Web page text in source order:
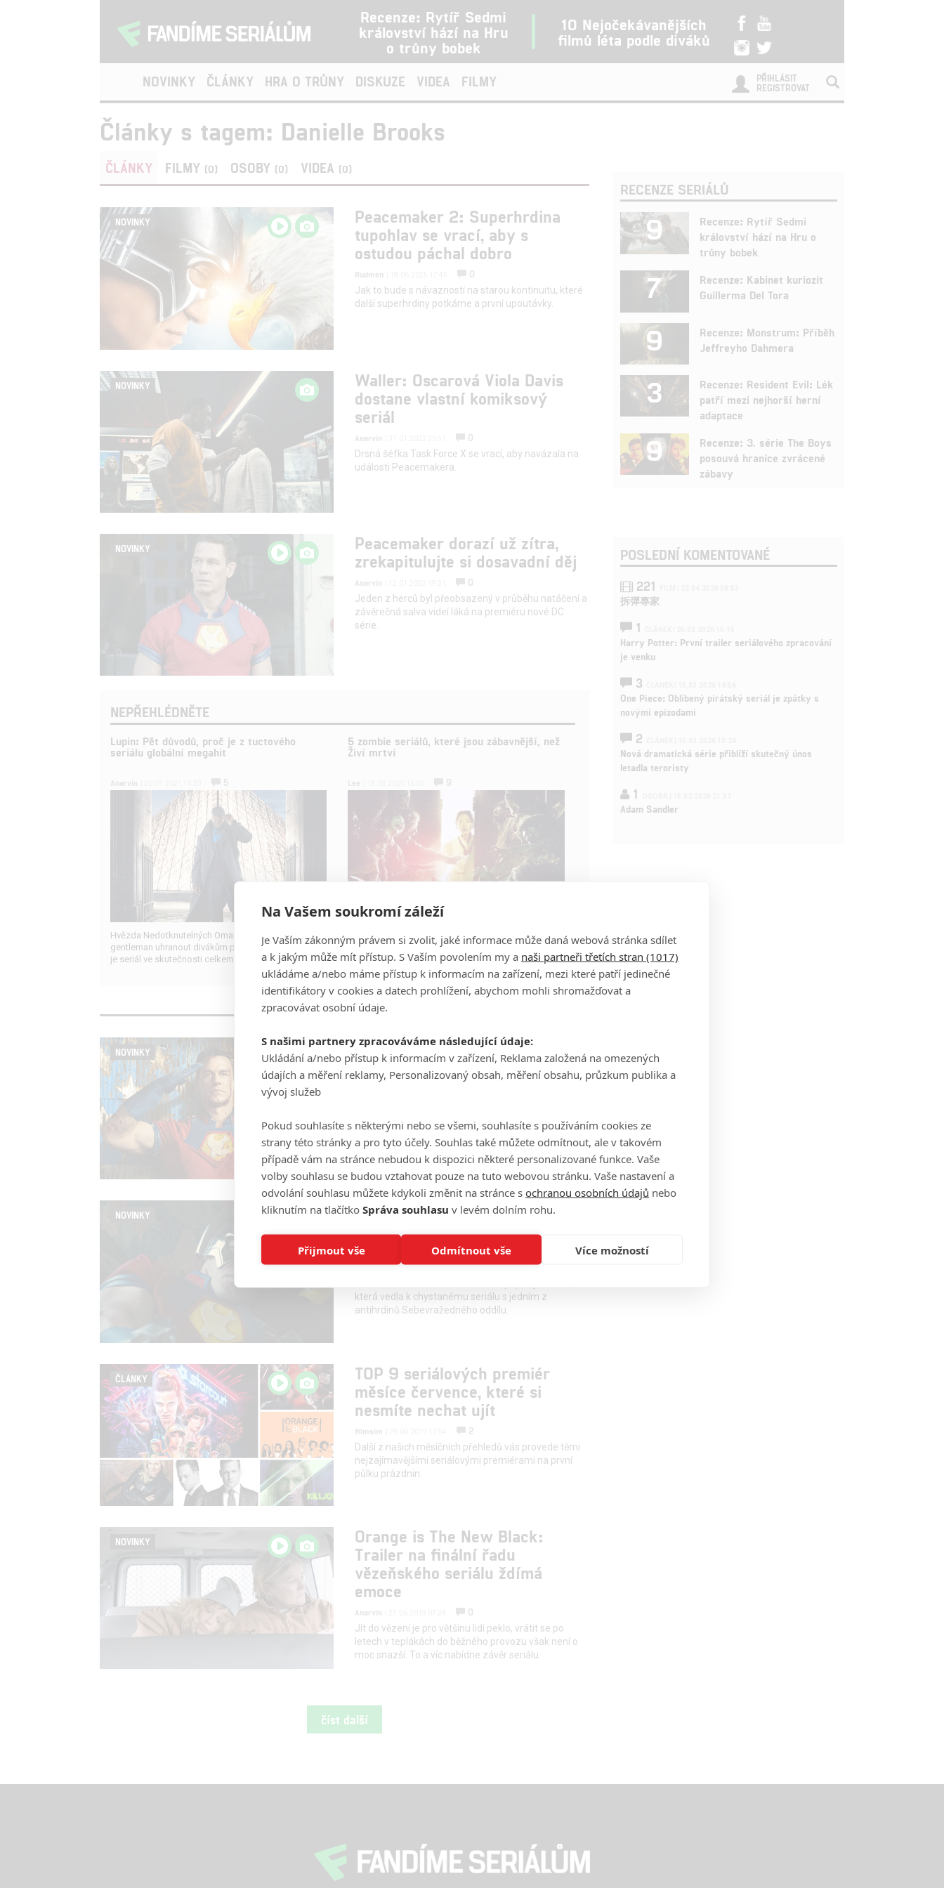
Recenze: Rytíř Sedmi
království hází na Hru
o trůny bobek
10 Nejočekávanějších
filmů léta podle diváků
NOVINKY ČLÁNKY HRA O TRŮNY DISKUZE VIDEA FILMY
PŘIHLÁSIT
REGISTROVAT
Články s tagem: Danielle Brooks
ČLÁNKY FILMY (0) OSOBY (0) VIDEA (0)
NOVINKY
Peacemaker 2: Superhrdina
tupohlav se vrací, aby s
ostudou páchal dobro
Rudmen
0
Jak to bude s návazností na starou kontinuitu, které
další superhrdiny potkáme a první upoutávky.
NOVINKY
Waller: Oscarová Viola Davis
dostane vlastní komiksový
seriál
Anarvin
0
Drsná šéfka Task Force X se vrací, aby navázala na
události Peacemakera.
NOVINKY
Peacemaker dorazí už zítra,
zrekapitulujte si dosavadní děj
Anarvin
0
Jeden z herců byl přeobsazený v průběhu natáčení a
závěrečná salva videí láká na premiéru nové DC
série.
NEPŘEHLÉDNĚTE
Lupin: Pět důvodů, proč je z tuctového
seriálu globální megahit
Hvězda Nedotknutelných Omar Sy dokázal jako lupič
gentleman uhranout divákům po celém světě, i když
je seriál ve skutečnosti celkem průměrný.
5 zombie seriálů, které jsou zábavnější, než
Živí mrtví
Zlé jazyky tvrdí, že seriál Živí mrtví už nějakou dobu
ztrácí dech. Ale fandové zombíků nemusí truchlit,
existují jiné série, které je zvládnou pobavit.
NOVINKY
Peacemaker: Závěrečný trailer
láká na komediální nátřesk
NOVINKY
Peacemaker: Proč seriál dostal
měnil Sebevražedný oddíl
Anarvin
0
která vedla k chystanému seriálu s jedním z
antihrdinů Sebevražedného oddílu.
ČLÁNKY
TOP 9 seriálových premiér
měsíce července, které si
nesmíte nechat ujít
filmsim
2
Další z našich měsíčních přehledů vás provede těmi
nejzajímavějšími seriálovými premiérami na první
půlku prázdnin.
NOVINKY
Orange is The New Black:
Trailer na finální řadu
vězeňského seriálu ždímá
emoce
Anarvin
0
Jít do vězení je pro většinu lidí peklo, vrátit se po
letech v teplákách do běžného provozu však není o
moc snazší. To a víc nabídne závěr seriálu.
číst další
RECENZE SERIÁLŮ
9
Recenze: Rytíř Sedmi
království hází na Hru o
trůny bobek
7
Recenze: Kabinet kuriozit
Guillerma Del Tora
9
Recenze: Monstrum: Příběh
Jeffreyho Dahmera
3
Recenze: Resident Evil: Lék
patří mezi nejhorší herní
adaptace
9
Recenze: 3. série The Boys
posouvá hranice zvrácené
zábavy
POSLEDNÍ KOMENTOVANÉ
221
拆彈專家
1
Harry Potter: První trailer seriálového zpracování
je venku
3
One Piece: Oblíbený pirátský seriál je zpátky s
novými epizodami
2
Nová dramatická série přiblíží skutečný únos
letadla teroristy
1
Adam Sandler
Na Vašem soukromí záleží
Je Vaším zákonným právem si zvolit, jaké informace může daná webová stránka sdílet
a k jakým může mít přístup. S Vaším povolením my a naši partneři třetích stran (1017)
ukládáme a/nebo máme přístup k informacím na zařízení, mezi které patří jedinečné
identifikátory v cookies a datech prohlížení, abychom mohli shromažďovat a
zpracovávat osobní údaje.
S našimi partnery zpracováváme následující údaje:
Ukládání a/nebo přístup k informacím v zařízení, Reklama založená na omezených
údajích a měření reklamy, Personalizovaný obsah, měření obsahu, průzkum publika a
vývoj služeb
Pokud souhlasíte s některými nebo se všemi, souhlasíte s používáním cookies ze
strany této stránky a pro tyto účely. Souhlas také můžete odmítnout, ale v takovém
případě vám na stránce nebudou k dispozici některé personalizované funkce. Vaše
volby souhlasu se budou vztahovat pouze na tuto webovou stránku. Vaše nastavení a
odvolání souhlasu můžete kdykoli změnit na stránce s ochranou osobních údajů nebo
kliknutím na tlačítko Správa souhlasu v levém dolním rohu.
Přijmout vše Odmítnout vše Více možností